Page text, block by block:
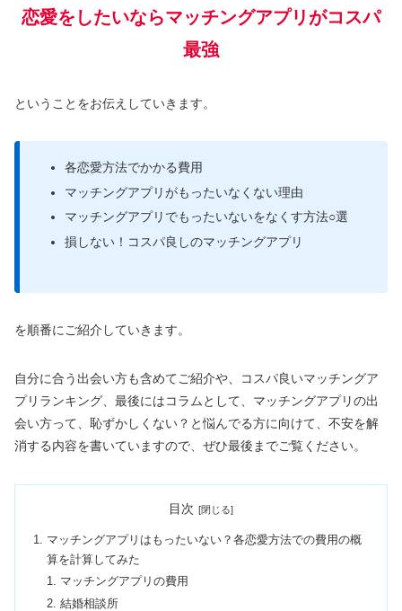
恋愛をしたいならマッチングアプリがコスパ
最強
ということをお伝えしていきます。
各恋愛方法でかかる費用
マッチングアプリがもったいなくない理由
マッチングアプリでもったいないをなくす方法○選
損しない！コスパ良しのマッチングアプリ
を順番にご紹介していきます。
自分に合う出会い方も含めてご紹介や、コスパ良いマッチングア
プリランキング、最後にはコラムとして、マッチングアプリの出
会い方って、恥ずかしくない？と悩んでる方に向けて、不安を解
消する内容を書いていますので、ぜひ最後までご覧ください。
目次
マッチングアプリはもったいない？各恋愛方法での費用の概
算を計算してみた
マッチングアプリの費用
結婚相談所